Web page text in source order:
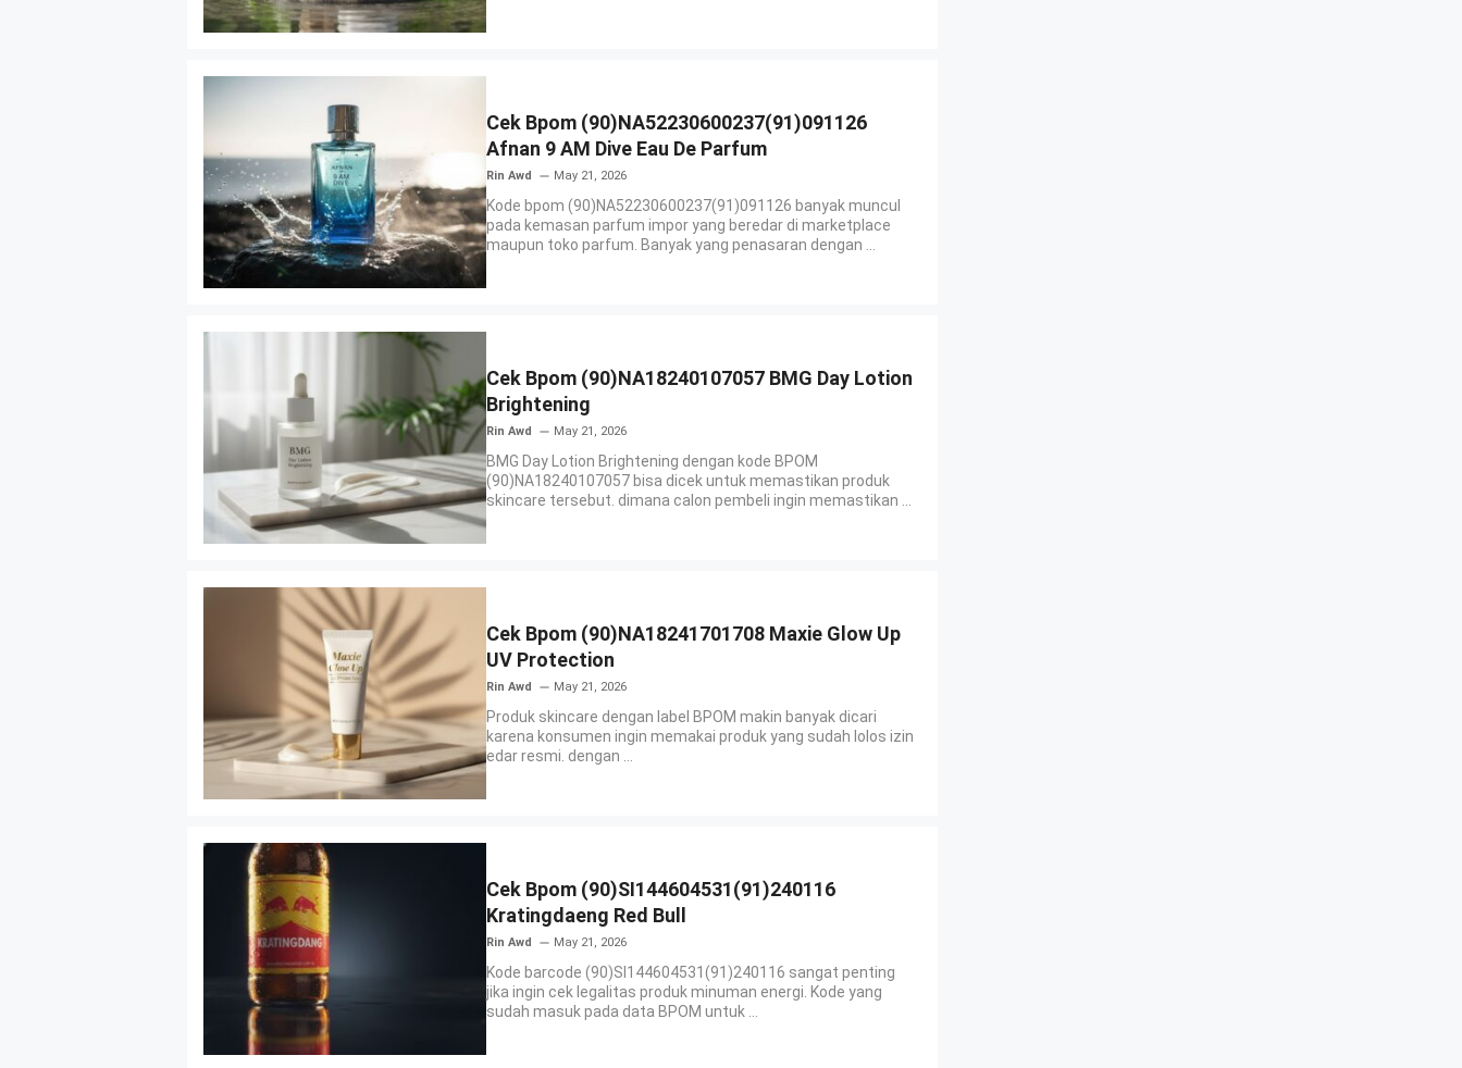
Cek Bpom (90)NA52230600237(91)091126
Afnan 9 AM Dive Eau De Parfum
Rin Awd May 21, 2026
Kode bpom (90)NA52230600237(91)091126 banyak muncul
pada kemasan parfum impor yang beredar di marketplace
maupun toko parfum. Banyak yang penasaran dengan ...
Cek Bpom (90)NA18240107057 BMG Day Lotion
Brightening
Rin Awd May 21, 2026
BMG Day Lotion Brightening dengan kode BPOM
(90)NA18240107057 bisa dicek untuk memastikan produk
skincare tersebut. dimana calon pembeli ingin memastikan ...
Cek Bpom (90)NA18241701708 Maxie Glow Up
UV Protection
Rin Awd May 21, 2026
Produk skincare dengan label BPOM makin banyak dicari
karena konsumen ingin memakai produk yang sudah lolos izin
edar resmi. dengan ...
Cek Bpom (90)SI144604531(91)240116
Kratingdaeng Red Bull
Rin Awd May 21, 2026
Kode barcode (90)SI144604531(91)240116 sangat penting
jika ingin cek legalitas produk minuman energi. Kode yang
sudah masuk pada data BPOM untuk ...